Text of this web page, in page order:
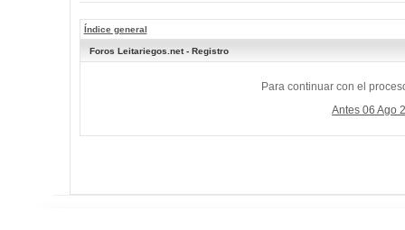
Índice general
Foros Leitariegos.net - Registro
Para continuar con el
Antes 06 Ago